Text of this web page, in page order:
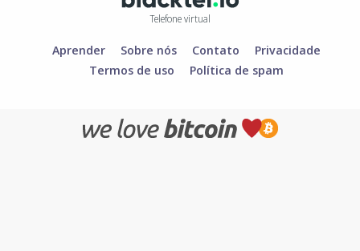
Telefone virtual
Aprender Sobre nós Contato
Privacidade
Termos de uso
Política de spam